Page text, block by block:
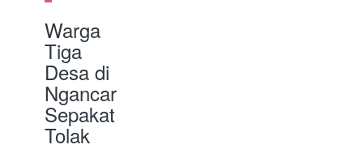
Warga
Tiga
Desa di
Ngancar
Sepakat
Tolak